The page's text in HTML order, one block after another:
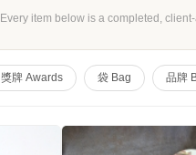
Every item below is a completed,
獎牌 Awards 袋 Bag 品牌